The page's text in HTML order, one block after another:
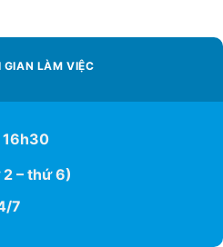
GIAN LÀM VIỆC
16h30
– thứ 6)
7